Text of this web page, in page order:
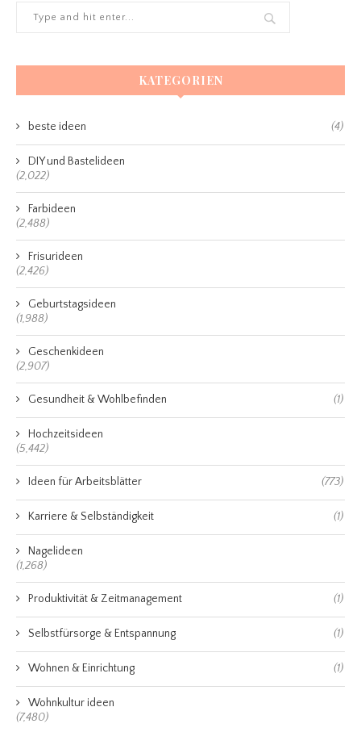
KATEGORIEN
beste ideen (4)
DIY und Bastelideen
(2,022)
Farbideen
(2,488)
Frisurideen
(2,426)
Geburtstagsideen
(1,988)
Geschenkideen
(2,907)
Gesundheit & Wohlbefinden (1)
Hochzeitsideen
(5,442)
Ideen für Arbeitsblätter (773)
Karriere & Selbständigkeit (1)
Nagelideen
(1,268)
Produktivität & Zeitmanagement (1)
Selbstfürsorge & Entspannung (1)
Wohnen & Einrichtung (1)
Wohnkultur ideen
(7,480)